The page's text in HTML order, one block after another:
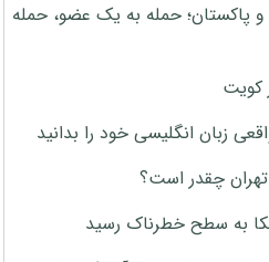
و پاکستان؛ حمله به یک عضو، حمله
کویت
زبان انگلیسی خود را بدانید
به سطح خطرناک رسید